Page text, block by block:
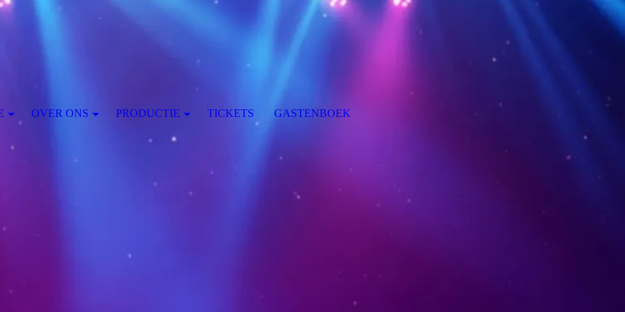
OVER ONS PRODUCTIE TICKETS GASTENBOEK